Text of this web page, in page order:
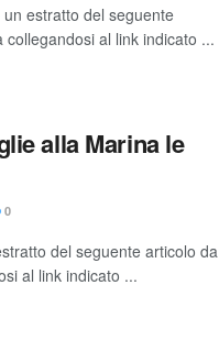
estratto del seguente
al link indicato ...
alla Marina le
0
del seguente articolo da
al link indicato ...